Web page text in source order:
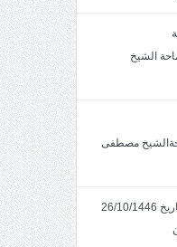
11/1446 سماحة الشيخ
10/1446 سماحةالشيخ مصطفى
خطبة الجمعة٢- أمران مهمان.بتاريخ 26/10/1446